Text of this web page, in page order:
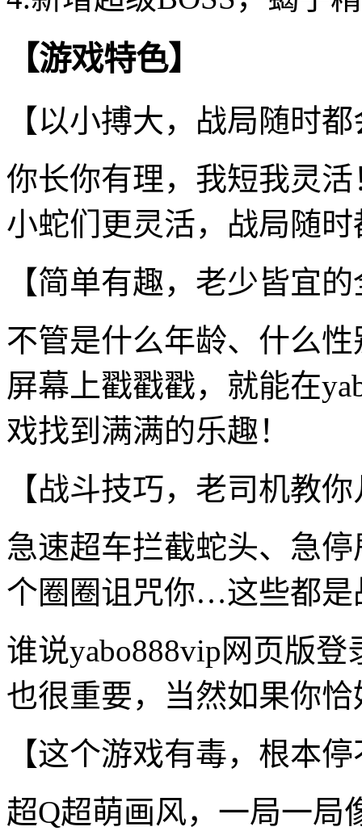
【游戏特色】
【以小搏大，战局随时
你长你有理，我短我灵
小蛇们更灵活，战局随
【简单有趣，老少皆宜
不管是什么年龄、什么
屏幕上戳戳戳，就能在
戏找到满满的乐趣！
【战斗技巧，老司机教
急速超车拦截蛇头、急
个圈圈诅咒你…这些都是
谁说yabo888vip网页版
也很重要，当然如果你
【这个游戏有毒，根本
超Q超萌画风，一局一局